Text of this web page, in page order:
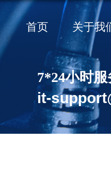
首页 关于我
7*24小时
it-